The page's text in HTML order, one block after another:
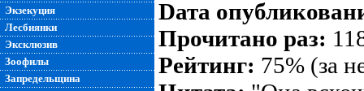
Экзекуция
Лесбиянки
Эксклюзив
Зоофилы
Запредельщина
Dата
Прочитано раз:
Рейтинг: 75% (за